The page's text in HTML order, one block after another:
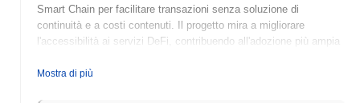
Smart Chain per facilitare transazioni senza soluzione di
continuità e a costi contenuti. Il progetto mira a migliorare
l'accessibilità ai servizi DeFi, contribuendo all'adozione più ampia
Mostra di più